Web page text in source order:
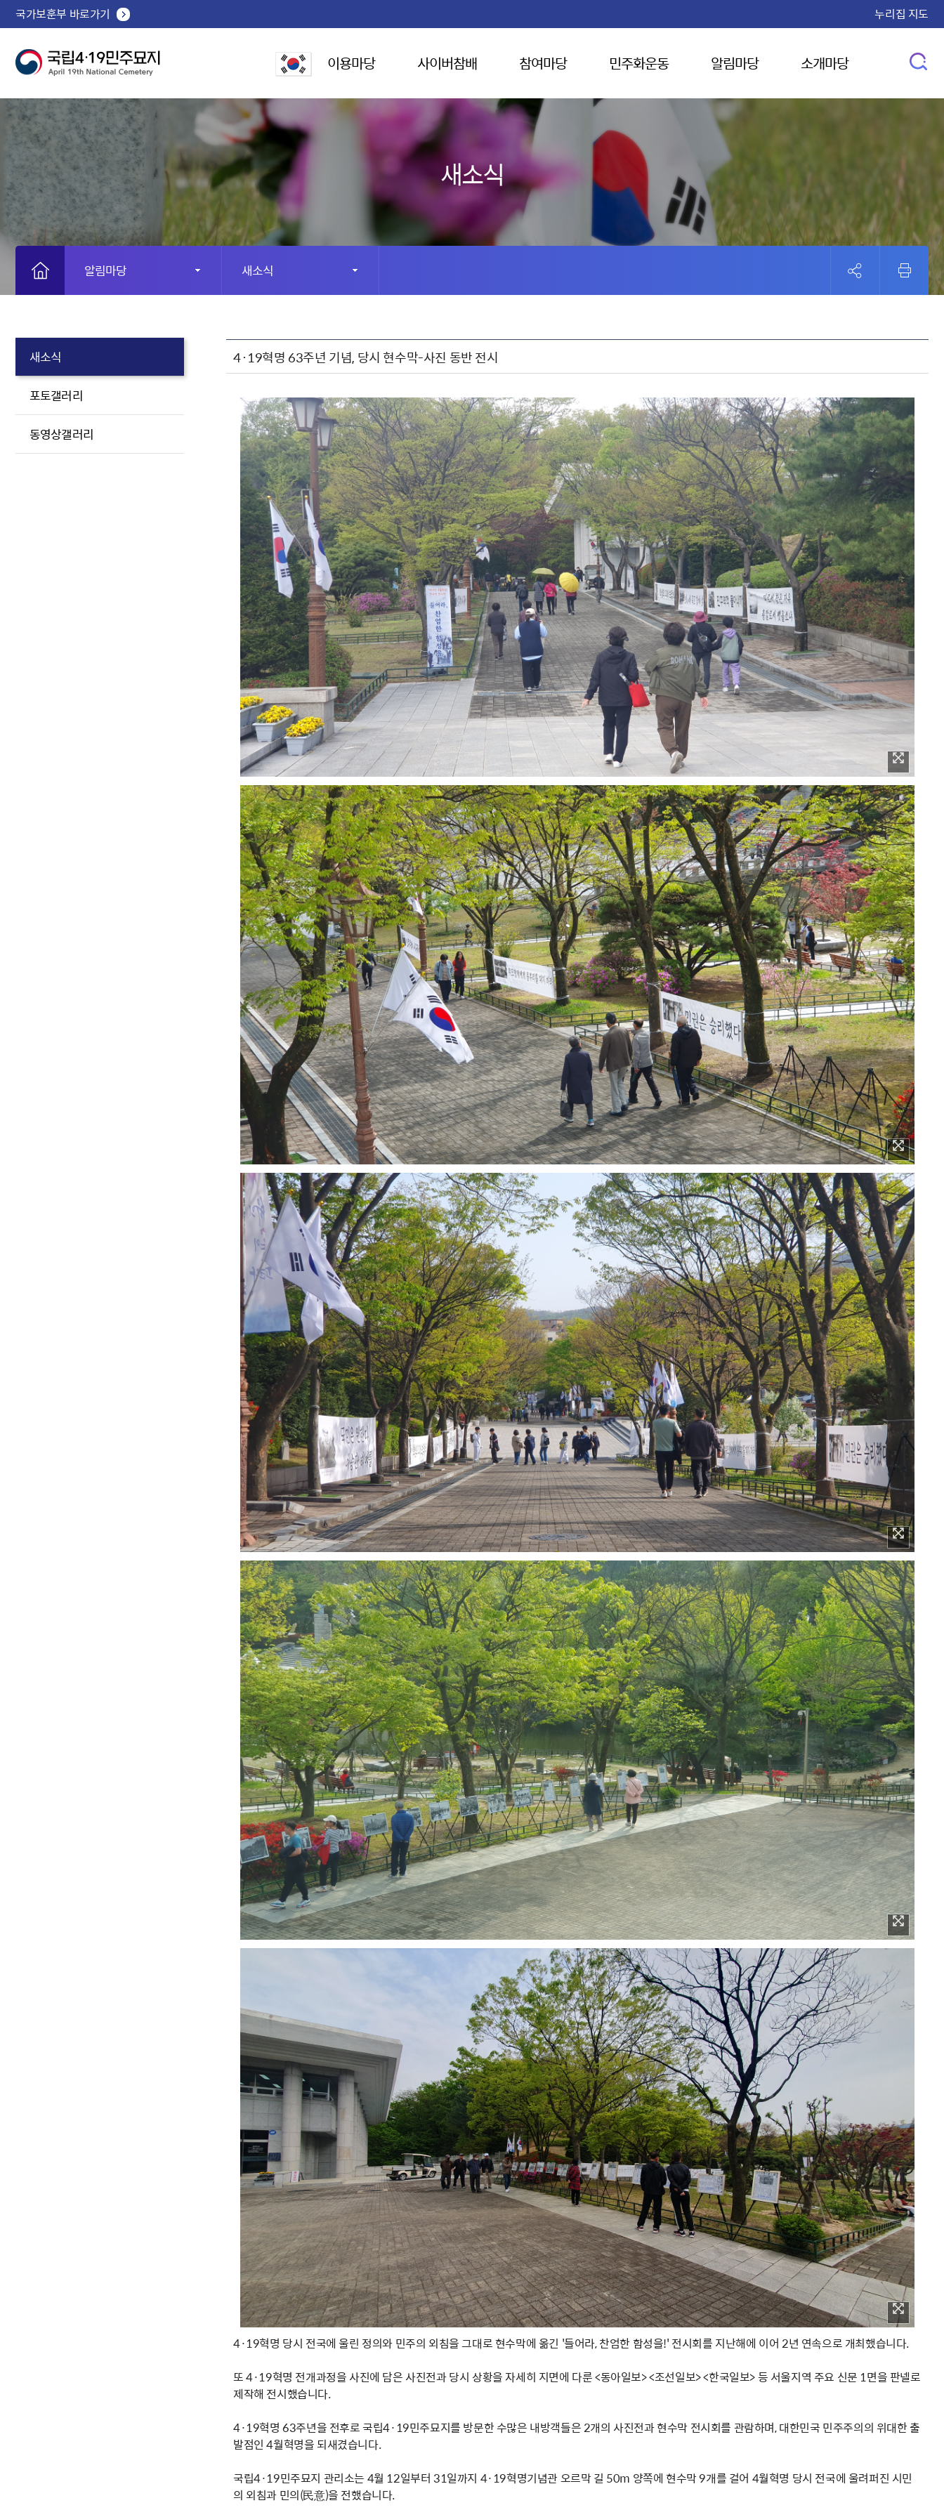
국가보훈부 바로가기 누리집 지도
이용마당 사이버참배 참여마당 민주화운동 알림마당 소개마당
새소식
알림마당 새소식
새소식
포토갤러리
동영상갤러리
4·19혁명 63주년 기념, 당시 현수막-사진 동반 전시
4·19혁명 당시 전국에 울린 정의와 민주의 외침을 그대로 현수막에 옮긴 '들어라, 찬엄한 함성을!' 전시회를 지난해에 이어 2년 연속으로 개최했습니다.
또 4·19혁명 전개과정을 사진에 담은 사진전과 당시 상황을 자세히 지면에 다룬 <동아일보> <조선일보> <한국일보> 등 서울지역 주요 신문 1면을 판넬로
제작해 전시했습니다.
4·19혁명 63주년을 전후로 국립4·19민주묘지를 방문한 수많은 내방객들은 2개의 사진전과 현수막 전시회를 관람하며, 대한민국 민주주의의 위대한 출
발점인 4월혁명을 되새겼습니다.
국립4·19민주묘지 관리소는 4월 12일부터 31일까지 4·19혁명기념관 오르막 길 50m 양쪽에 현수막 9개를 걸어 4월혁명 당시 전국에 울려퍼진 시민
의 외침과 민의(民意)을 전했습니다.